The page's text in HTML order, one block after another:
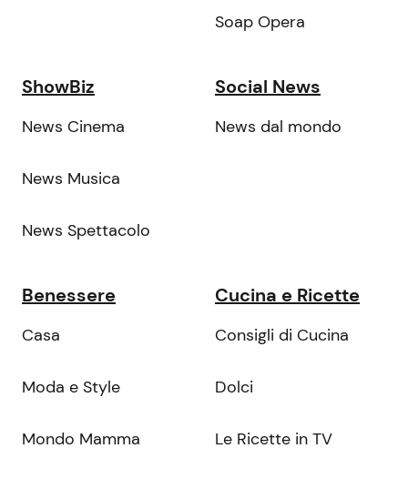
Soap Opera
ShowBiz
News Cinema
News Musica
News Spettacolo
Social News
News dal mondo
Benessere
Casa
Moda e Style
Mondo Mamma
Cucina e Ricette
Consigli di Cucina
Dolci
Le Ricette in TV